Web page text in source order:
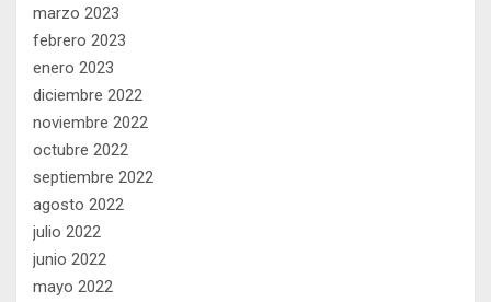
marzo 2023
febrero 2023
enero 2023
diciembre 2022
noviembre 2022
octubre 2022
septiembre 2022
agosto 2022
julio 2022
junio 2022
mayo 2022